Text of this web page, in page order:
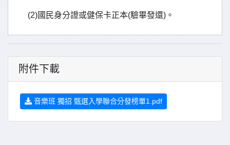
(2)國民身分證或健保卡正本(驗畢發還)。
附件下載
音樂班 獨招 甄選入學聯合分發榜單1.pdf